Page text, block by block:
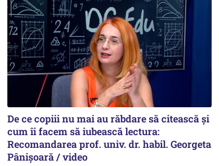
De ce copiii nu mai au răbdare să citească și
cum îi facem să iubească lectura:
Recomandarea prof. univ. dr. habil. Georgeta
Pânișoară / video